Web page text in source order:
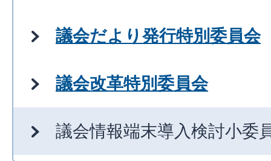
議会だより発行特別委員会
議会改革特別委員会
議会情報端末導入検討小委